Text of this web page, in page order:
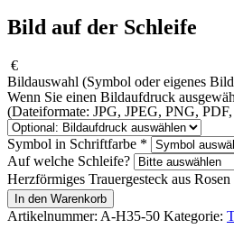
Bild auf der Schleife
€
Bildauswahl (Symbol oder eigenes
Wenn Sie einen Bildaufdruck
(Dateiformate: JPG, JPEG, PNG,
Symbol in Schriftfarbe *
Auf welche Schleife?
Herzförmiges Trauergesteck aus
In den Warenkorb
Artikelnummer: A-H35-50 Kategorie: